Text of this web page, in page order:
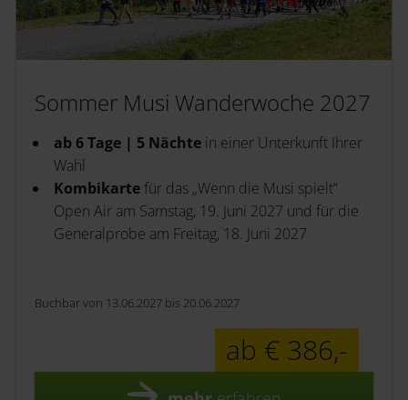
Sommer Musi Wanderwoche 2027
ab 6 Tage | 5 Nächte in einer Unterkunft Ihrer
Wahl
Kombikartefür das „Wenn die Musi spielt“
Open Air am Samstag, 19. Juni 2027 und für die
Generalprobe am Freitag, 18. Juni 2027
Buchbar von 13.06.2027 bis 20.06.2027
ab € 386,-